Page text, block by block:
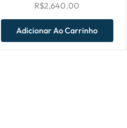
R$2,640.00
Adicionar Ao Carrinho